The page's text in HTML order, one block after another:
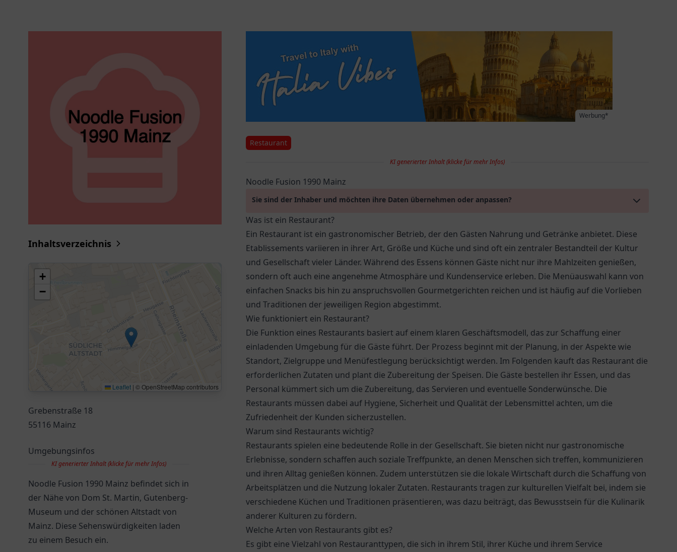
Inhaltsverzeichnis
+
−
Leaflet | © OpenStreetMap contributors
Grebenstraße 18
55116 Mainz
Umgebungsinfos
KI generierter Inhalt (klicke für mehr Infos)
Noodle Fusion 1990 Mainz befindet sich in
der Nähe von Dom St. Martin, Gutenberg-
Museum und der schönen Altstadt von
Mainz. Diese Sehenswürdigkeiten laden
zu einem Besuch ein.
Werbung*
Restaurant
KI generierter Inhalt (klicke für mehr Infos)
Noodle Fusion 1990 Mainz
Sie sind der Inhaber und möchten ihre Daten übernehmen oder anpassen?
Was ist ein Restaurant?
Ein Restaurant ist ein gastronomischer Betrieb, der den Gästen Nahrung und Getränke anbietet. Diese
Etablissements variieren in ihrer Art, Größe und Küche und sind oft ein zentraler Bestandteil der Kultur
und Gesellschaft vieler Länder. Während des Essens können Gäste nicht nur ihre Mahlzeiten genießen,
sondern oft auch eine angenehme Atmosphäre und Kundenservice erleben. Die Menüauswahl kann von
einfachen Snacks bis hin zu anspruchsvollen Gourmetgerichten reichen und ist häufig auf die Vorlieben
und Traditionen der jeweiligen Region abgestimmt.
Wie funktioniert ein Restaurant?
Die Funktion eines Restaurants basiert auf einem klaren Geschäftsmodell, das zur Schaffung einer
einladenden Umgebung für die Gäste führt. Der Prozess beginnt mit der Planung, in der Aspekte wie
Standort, Zielgruppe und Menüfestlegung berücksichtigt werden. Im Folgenden kauft das Restaurant die
erforderlichen Zutaten und plant die Zubereitung der Speisen. Die Gäste bestellen ihr Essen, und das
Personal kümmert sich um die Zubereitung, das Servieren und eventuelle Sonderwünsche. Die
Restaurants müssen dabei auf Hygiene, Sicherheit und Qualität der Lebensmittel achten, um die
Zufriedenheit der Kunden sicherzustellen.
Warum sind Restaurants wichtig?
Restaurants spielen eine bedeutende Rolle in der Gesellschaft. Sie bieten nicht nur gastronomische
Erlebnisse, sondern schaffen auch soziale Treffpunkte, an denen Menschen sich treffen, kommunizieren
und ihren Alltag genießen können. Zudem unterstützen sie die lokale Wirtschaft durch die Schaffung von
Arbeitsplätzen und die Nutzung lokaler Zutaten. Restaurants tragen zur kulturellen Vielfalt bei, indem sie
verschiedene Küchen und Traditionen präsentieren, was dazu beiträgt, das Bewusstsein für die Kulinarik
anderer Kulturen zu fördern.
Welche Arten von Restaurants gibt es?
Es gibt eine Vielzahl von Restauranttypen, die sich in ihrem Stil, ihrer Küche und ihrem Service